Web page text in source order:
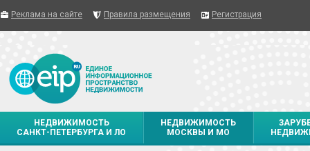
Реклама на сайте Правила размещения Регистрация
НЕДВИЖИМОСТЬ
САНКТ-ПЕТЕРБУРГА И ЛО
НЕДВИЖИМОСТЬ
МОСКВЫ И МО